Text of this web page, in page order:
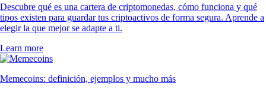
Descubre qué es una cartera de criptomonedas, cómo funciona y qué
tipos existen para guardar tus criptoactivos de forma segura. Aprende a
elegir la que mejor se adapte a ti.
Learn more
Memecoins: definición, ejemplos y mucho más